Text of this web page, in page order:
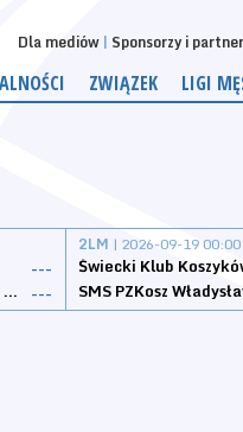
Dla mediów Sponsorzy i
ZWIĄZEK LIGI
---
Tarnovia Basket Tarnowo Podgórne ---
2LM | 2026-09-19 00:00
Świecki Klub
SMS PZKosz